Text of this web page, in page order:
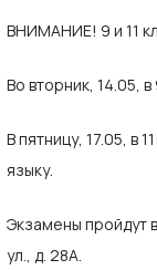
ВНИМАНИЕ! 9 и 11
Во вторник, 14.05,
В пятницу, 17.05, в
языку.
Экзамены пройдут
ул., д. 28А.